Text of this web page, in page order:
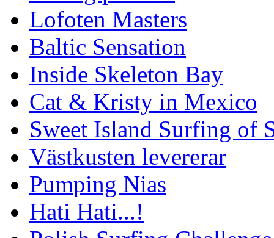
Lofoten Masters
Baltic Sensation
Inside Skeleton Bay
Cat & Kristy in Mexico
Sweet Island Surfing of
Västkusten levererar
Pumping Nias
Hati Hati...!